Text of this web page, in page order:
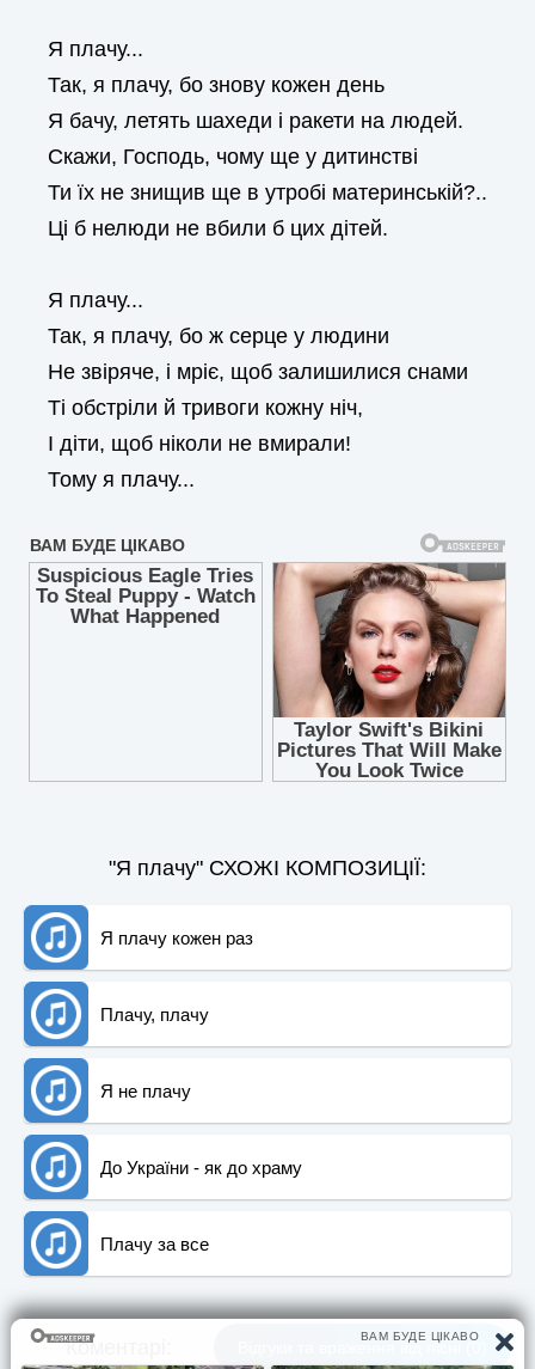
Я плачу...
Так, я плачу, бо знову кожен день
Я бачу, летять шахеди і ракети на людей.
Скажи, Господь, чому ще у дитинстві
Ти їх не знищив ще в утробі материнській?..
Ці б нелюди не вбили б цих дітей.
Я плачу...
Так, я плачу, бо ж серце у людини
Не звіряче, і мріє, щоб залишилися снами
Ті обстріли й тривоги кожну ніч,
І діти, щоб ніколи не вмирали!
Тому я плачу...
"Я плачу" СХОЖІ КОМПОЗИЦІЇ:
Я плачу кожен раз
Плачу, плачу
Я не плачу
До України - як до храму
Плачу за все
Коментарi: Вiдгуки та враження вiд пiснi (0)